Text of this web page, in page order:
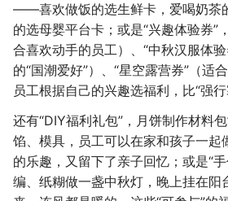
——喜欢做饭的选生鲜卡，爱喝奶茶
的选母婴平台卡；或是“兴趣体验券”
合喜欢动手的员工）、“中秋汉服体
的“国潮爱好”）、“星空露营券”（适
员工根据自己的兴趣选福利，比“强行
还有“DIY福利礼包”，月饼制作材料
馅、模具，员工可以在家和孩子一起
的乐趣，又留下了亲子回忆；或是“
编、纸糊做一盏中秋灯，晚上挂在阳